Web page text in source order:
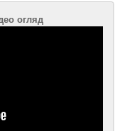
огляд